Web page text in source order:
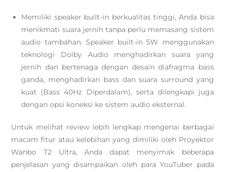
Memiliki speaker built-in berkualitas tinggi, Anda bisa
menikmati suara jernih tanpa perlu memasang sistem
audio tambahan. Speaker built-in 5W menggunakan
teknologi Dolby Audio menghadirkan suara yang
jernih dan bertenaga dengan desain diafragma bass
ganda, menghadirkan bass dan suara surround yang
kuat (Bass 40Hz Diperdalam), serta dilengkapi juga
dengan opsi koneksi ke sistem audio eksternal.
Untuk melihat review lebih lengkap mengenai berbagai
macam fitur atau kelebihan yang dimiliki oleh Proyektor
Wanbo T2 Ultra, Anda dapat menyimak beberapa
penjelasan yang disampaikan oleh para YouTuber pada